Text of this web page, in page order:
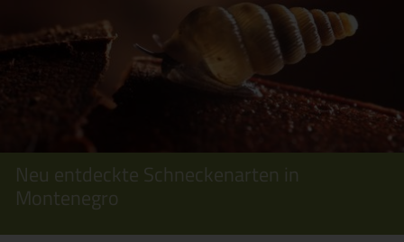
Neu entdeckte Schneckenarten in
Montenegro